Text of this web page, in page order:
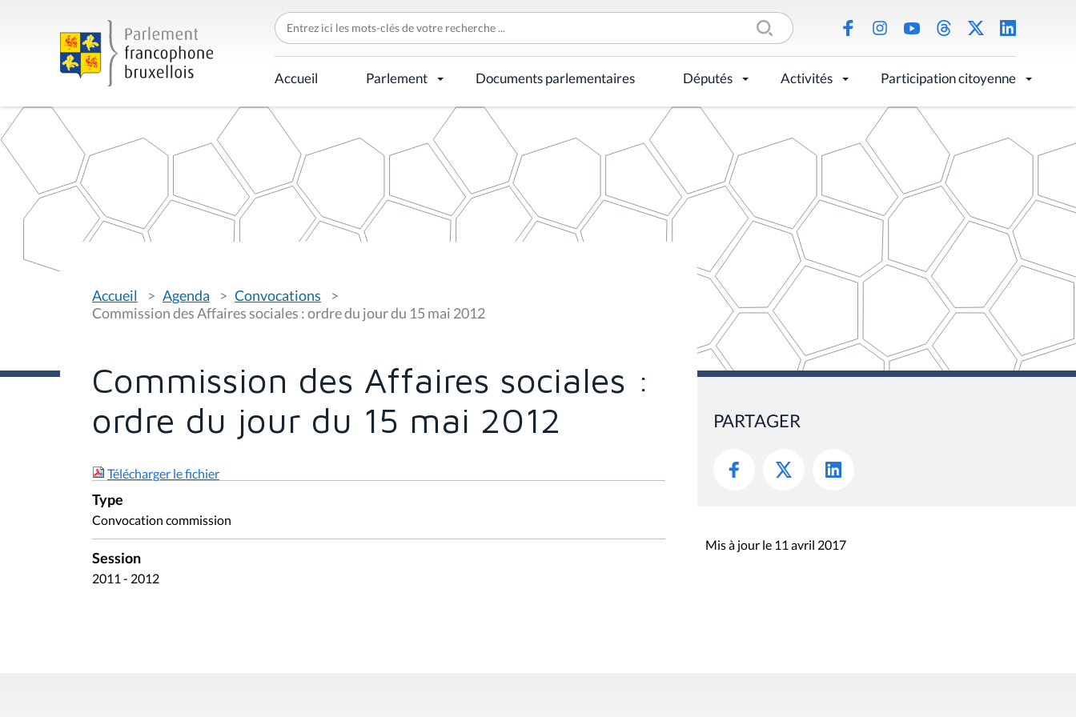
C
h
e
r
c
h
r
p
Accueil Parlement Documents parlementaires Députés Activités Participation citoyenne
o
u
s
s
i
:
Accueil Agenda
Convocations
Commission des Affaires sociales : ordre du jour du 15 mai 2012
Commission des Affaires sociales :
ordre du jour du 15 mai 2012
Télécharger le fichier
Type
Convocation commission
Session
2011 - 2012
PARTAGER
Mis à jour le 11 avril 2017